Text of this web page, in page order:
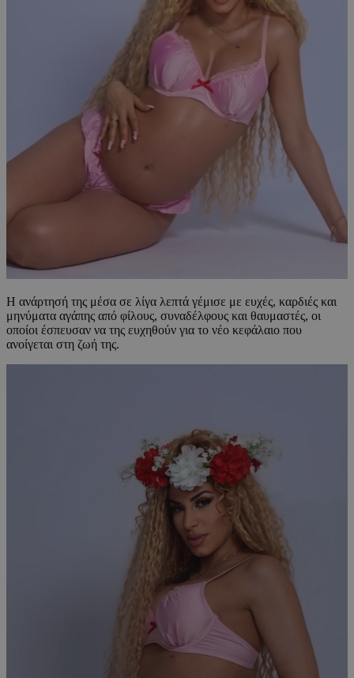
Η ανάρτησή της μέσα σε λίγα λεπτά γέμισε με ευχές, καρδιές και
μηνύματα αγάπης από φίλους, συναδέλφους και θαυμαστές, οι
οποίοι έσπευσαν να της ευχηθούν για το νέο κεφάλαιο που
ανοίγεται στη ζωή της.